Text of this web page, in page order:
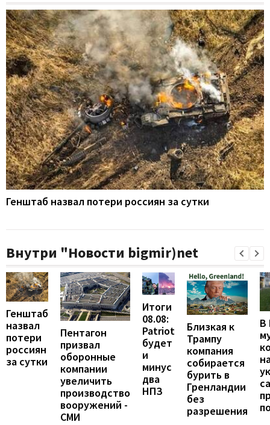
Генштаб назвал потери россиян за сутки
Внутри "Новости bigmir)net
Генштаб
назвал
потери
россиян
за сутки
Пентагон
призвал
оборонные
компании
увеличить
производство
вооружений -
СМИ
Итоги
08.08:
Patriot
будет
и
минус
два
НПЗ
Близкая к
Трампу
компания
собирается
бурить в
Гренландии
без
разрешения
В